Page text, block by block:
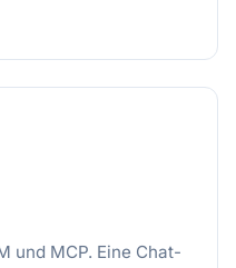
und MCP. Eine Chat-